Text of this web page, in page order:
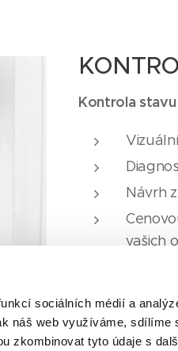
sociálních médií a
náš web využíváme, sdílíme
zkombinovat tyto údaje s
Kontrola
Návrh
vašich